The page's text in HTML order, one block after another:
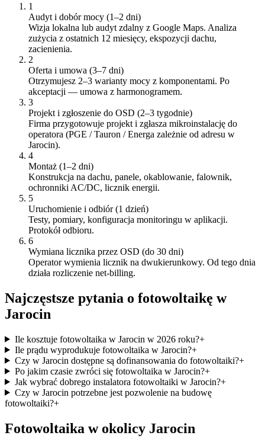
1
Audyt i dobór mocy (1–2 dni)
Wizja lokalna lub audyt zdalny z Google Maps. Analiza
zużycia z ostatnich 12 miesięcy, ekspozycji dachu,
zacienienia.
2
Oferta i umowa (3–7 dni)
Otrzymujesz 2–3 warianty mocy z komponentami. Po
akceptacji — umowa z harmonogramem.
3
Projekt i zgłoszenie do OSD (2–3 tygodnie)
Firma przygotowuje projekt i zgłasza mikroinstalację do
operatora (PGE / Tauron / Energa zależnie od adresu w
Jarocin).
4
Montaż (1–2 dni)
Konstrukcja na dachu, panele, okablowanie, falownik,
ochronniki AC/DC, licznik energii.
5
Uruchomienie i odbiór (1 dzień)
Testy, pomiary, konfiguracja monitoringu w aplikacji.
Protokół odbioru.
6
Wymiana licznika przez OSD (do 30 dni)
Operator wymienia licznik na dwukierunkowy. Od tego dnia
działa rozliczenie net-billing.
Najczęstsze pytania o fotowoltaikę w
Jarocin
Ile kosztuje fotowoltaika w Jarocin w 2026 roku?+
Ile prądu wyprodukuje fotowoltaika w Jarocin?+
Czy w Jarocin dostępne są dofinansowania do fotowoltaiki?+
Po jakim czasie zwróci się fotowoltaika w Jarocin?+
Jak wybrać dobrego instalatora fotowoltaiki w Jarocin?+
Czy w Jarocin potrzebne jest pozwolenie na budowę
fotowoltaiki?+
Fotowoltaika w okolicy Jarocin